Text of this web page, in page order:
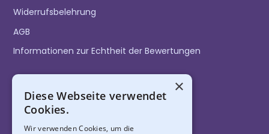
Widerrufsbelehrung
AGB
Informationen zur Echtheit der Bewertungen
Mister Bubble folgen ×
Diese Webseite verwendet
Cookies.
Wir verwenden Cookies, um die